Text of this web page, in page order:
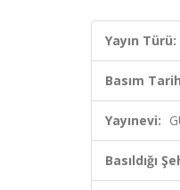
Yayın Türü:
Basım
Yayınevi:
Basıldığı